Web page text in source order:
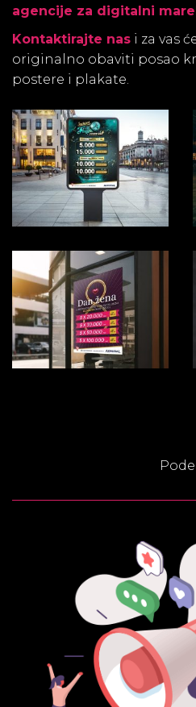
agencije za digitalni
Kontaktirajte nas i za vas
originalno obaviti posao
postere i plakate.